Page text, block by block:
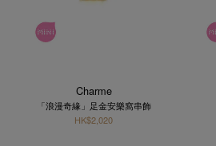
Charme
「浪漫奇緣」足金安樂窩串飾
HK$2,020